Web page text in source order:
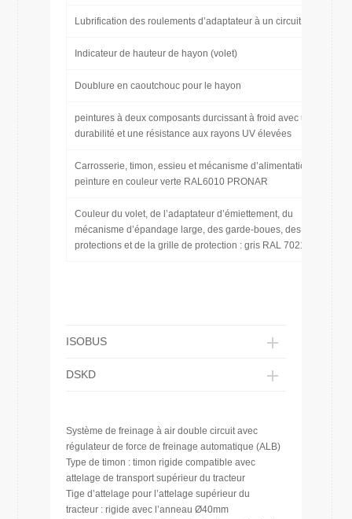
Lubrification des roulements d’adaptateur à un circuit
Indicateur de hauteur de hayon (volet)
Doublure en caoutchouc pour le hayon
peintures à deux composants durcissant à froid avec une
durabilité et une résistance aux rayons UV élevées
Carrosserie, timon, essieu et mécanisme d’alimentation
peinture en couleur verte RAL6010 PRONAR
Couleur du volet, de l’adaptateur d’émiettement, du
mécanisme d’épandage large, des garde-boues, des
protections et de la grille de protection : gris RAL 7021
ISOBUS
DSKD
Système de freinage à air double circuit avec
régulateur de force de freinage automatique (ALB)
Type de timon : timon rigide compatible avec
attelage de transport supérieur du tracteur
Tige d’attelage pour l’attelage supérieur du
tracteur : rigide avec l’anneau Ø40mm